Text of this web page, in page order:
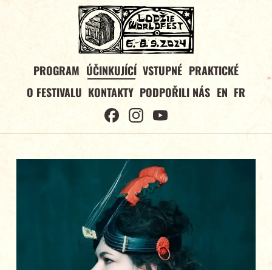
PROGRAM ÚČINKUJÍCÍ VSTUPNÉ PRAKTICKÉ
O FESTIVALU KONTAKTY PODPOŘILI NÁS EN FR